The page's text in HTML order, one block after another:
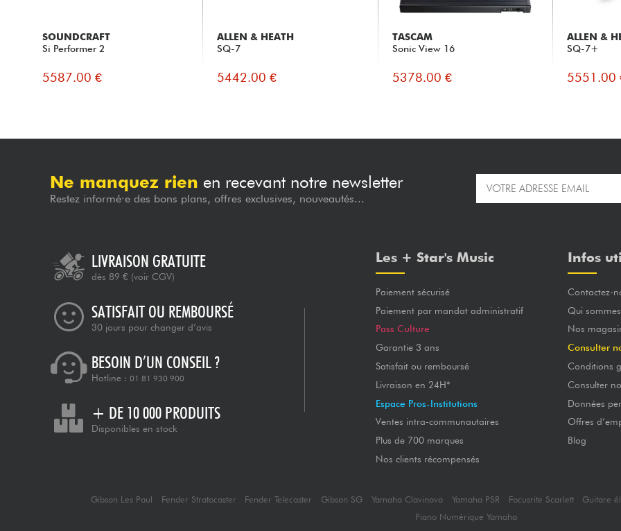
SOUNDCRAFT
Si Performer 2
5587.00 €
ALLEN & HEATH
SQ-7
5442.00 €
TASCAM
Sonic View 16
5378.00 €
ALLEN &
SQ-7+
5551.00
Ne manquez rien en recevant notre newsletter
Restez informé·e des bons plans, offres exclusives, nouveautés...
LIVRAISON GRATUITE
dès 89 € (voir CGV)
SATISFAIT OU REMBOURSÉ
30 jours pour changer d’avis
BESOIN D’UN CONSEIL ?
Hotline : 01 81 930 900
+ DE 10 000 PRODUITS
Disponibles en stock
Les + Star's Music
Paiement sécurisé
Paiement par mandat administratif
Pass Culture
Garantie 3 ans
Satisfait ou remboursé
Livraison en 24H*
Espace Pros-Institutions
Ventes intra-communautaires
Plus de 700 marques
Nos clients récompensés
Infos
Contactez-
Qui
Nos
Consulter
Conditions
Consulter
Données
Offres
Blog
Gibson Les Paul Fender Stratocaster Fender Telecaster Gibson SG Yamaha Clavinova Yamaha PSR Focusrite Scarlett
Guitare
Piano Numérique Yamaha